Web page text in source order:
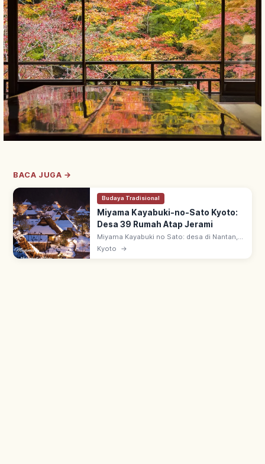
BACA JUGA →
Budaya Tradisional
Miyama Kayabuki-no-Sato Kyoto:
Desa 39 Rumah Atap Jerami
Miyama Kayabuki no Sato: desa di Nantan,
Kyoto utara—dari 50 rumah, 39 beratap
jerami. Arsitektur 'Kitayama-gata minka'
Kyoto →